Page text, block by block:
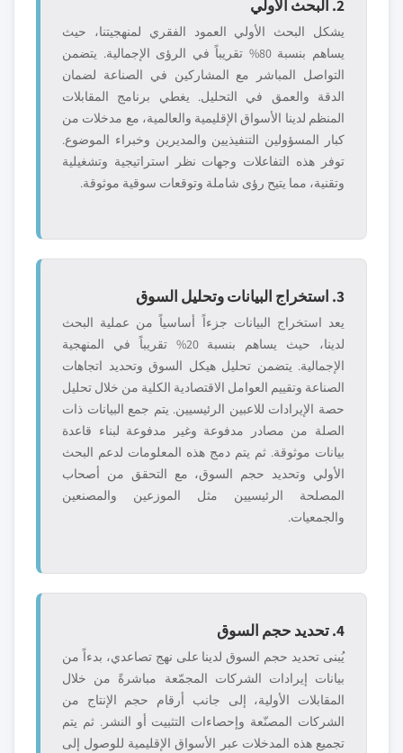
2. البحث الأولي
يشكل البحث الأولي العمود الفقري لمنهجيتنا، حيث
يساهم بنسبة 80% تقريباً في الرؤى الإجمالية. يتضمن
التواصل المباشر مع المشاركين في الصناعة لضمان
الدقة والعمق في التحليل. يغطي برنامج المقابلات
المنظم لدينا الأسواق الإقليمية والعالمية، مع مدخلات من
كبار المسؤولين التنفيذيين والمديرين وخبراء الموضوع.
توفر هذه التفاعلات وجهات نظر استراتيجية وتشغيلية
وتقنية، مما يتيح رؤى شاملة وتوقعات سوقية موثوقة.
3. استخراج البيانات وتحليل السوق
يعد استخراج البيانات جزءاً أساسياً من عملية البحث
لدينا، حيث يساهم بنسبة 20% تقريباً في المنهجية
الإجمالية. يتضمن تحليل هيكل السوق وتحديد اتجاهات
الصناعة وتقييم العوامل الاقتصادية الكلية من خلال تحليل
حصة الإيرادات للاعبين الرئيسيين. يتم جمع البيانات ذات
الصلة من مصادر مدفوعة وغير مدفوعة لبناء قاعدة
بيانات موثوقة. ثم يتم دمج هذه المعلومات لدعم البحث
الأولي وتحديد حجم السوق، مع التحقق من أصحاب
المصلحة الرئيسيين مثل الموزعين والمصنعين
والجمعيات.
4. تحديد حجم السوق
يُبنى تحديد حجم السوق لدينا على نهج تصاعدي، بدءاً من
بيانات إيرادات الشركات المجمّعة مباشرةً من خلال
المقابلات الأولية، إلى جانب أرقام حجم الإنتاج من
الشركات المصنّعة وإحصاءات التثبيت أو النشر. ثم يتم
تجميع هذه المدخلات عبر الأسواق الإقليمية للوصول إلى